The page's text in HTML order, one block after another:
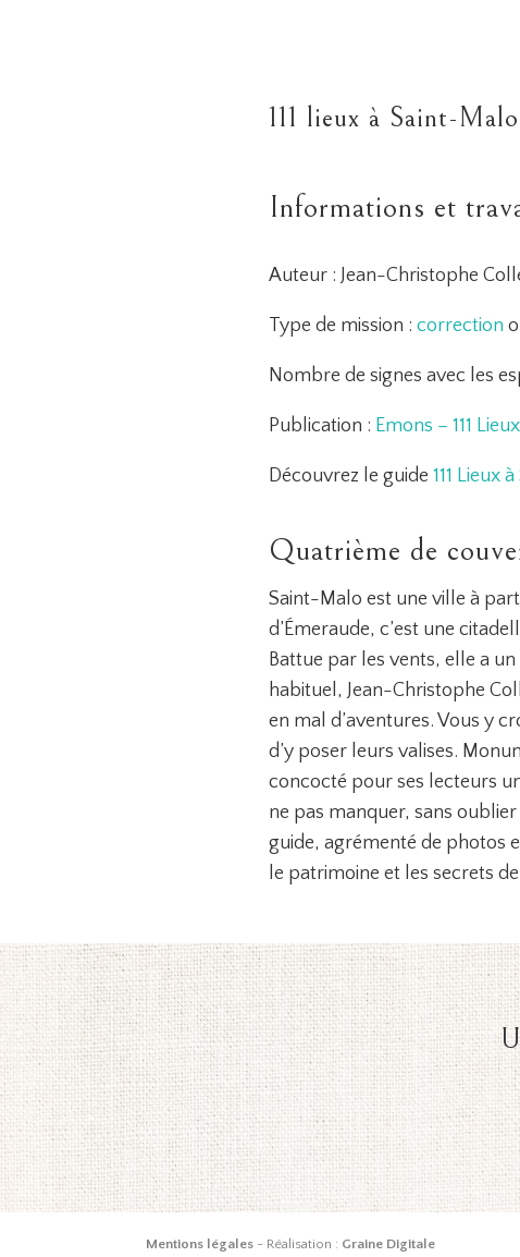
111 lieux à Saint-
Informations et
Auteur : Jean-Christophe
Type de mission : correction
Nombre de signes avec les
Publication : Emons – 111 Lieux
Découvrez le guide 111 Lieux
Quatrième de
Saint-Malo est une ville à
d’Émeraude, c’est une
Battue par les vents, elle a
habituel, Jean-Christophe
en mal d’aventures. Vous y
d’y poser leurs valises.
concocté pour ses lecteurs
ne pas manquer, sans
guide, agrémenté de photos
le patrimoine et les secrets
Mentions légales - Réalisation : Graine Digitale